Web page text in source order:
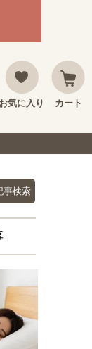
お気に入り カート